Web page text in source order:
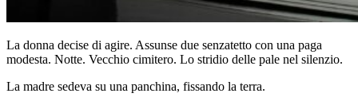
La donna decise di agire. Assunse due senzatetto con una paga
modesta. Notte. Vecchio cimitero. Lo stridio delle pale nel silenzio.
La madre sedeva su una panchina, fissando la terra.